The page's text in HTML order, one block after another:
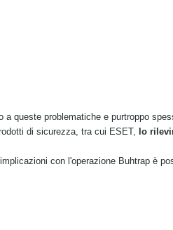
a queste problematiche e purtroppo
di sicurezza, tra cui ESET,
lo
con l'operazione Buhtrap è p